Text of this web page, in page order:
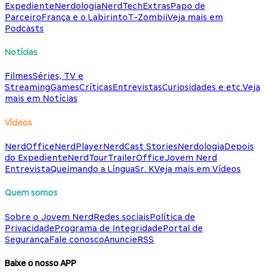
ExpedienteNerdologiaNerdTechExtrasPapo de
ParceiroFrança e o LabirintoT-ZombiiVeja mais em
Podcasts
Notícias
FilmesSéries, TV e
StreamingGamesCríticasEntrevistasCuriosidades e etc.Veja
mais em Notícias
Vídeos
NerdOfficeNerdPlayerNerdCast StoriesNerdologiaDepois
do ExpedienteNerdTourTrailerOfficeJovem Nerd
EntrevistaQueimando a LínguaSr. KVeja mais em Vídeos
Quem somos
Sobre o Jovem NerdRedes sociaisPolítica de
PrivacidadePrograma de IntegridadePortal de
SegurançaFale conoscoAnuncieRSS
Baixe o nosso APP